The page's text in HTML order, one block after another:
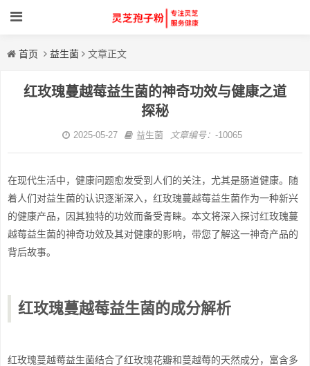
首页 益生菌 文章正文
红玫瑰蔓越莓益生菌的神奇功效与健康之道
探秘
2025-05-27 益生菌 文章编号： -10065
在现代生活中，健康问题愈发受到人们的关注，尤其是肠道健康。随
着人们对益生菌的认识逐渐深入，红玫瑰蔓越莓益生菌作为一种新兴
的健康产品，因其独特的功效而备受青睐。本文将深入探讨红玫瑰蔓
越莓益生菌的神奇功效及其对健康的影响，带您了解这一神奇产品的
背后故事。
红玫瑰蔓越莓益生菌的成分解析
红玫瑰蔓越莓益生菌结合了红玫瑰花瓣和蔓越莓的天然成分，富含多